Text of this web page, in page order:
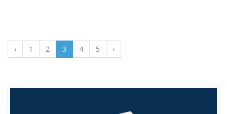
‹ 1 2 3 4 5 ›